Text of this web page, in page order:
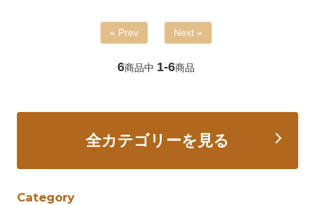
« Prev Next »
6商品中 1-6商品
全カテゴリーを見る
Category